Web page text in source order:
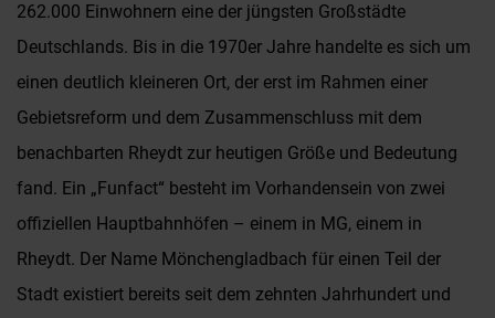
262.000 Einwohnern eine der jüngsten Großstädte
Deutschlands. Bis in die 1970er Jahre handelte es sich um
einen deutlich kleineren Ort, der erst im Rahmen einer
Gebietsreform und dem Zusammenschluss mit dem
benachbarten Rheydt zur heutigen Größe und Bedeutung
fand. Ein „Funfact“ besteht im Vorhandensein von zwei
offiziellen Hauptbahnhöfen – einem in MG, einem in
Rheydt. Der Name Mönchengladbach für einen Teil der
Stadt existiert bereits seit dem zehnten Jahrhundert und